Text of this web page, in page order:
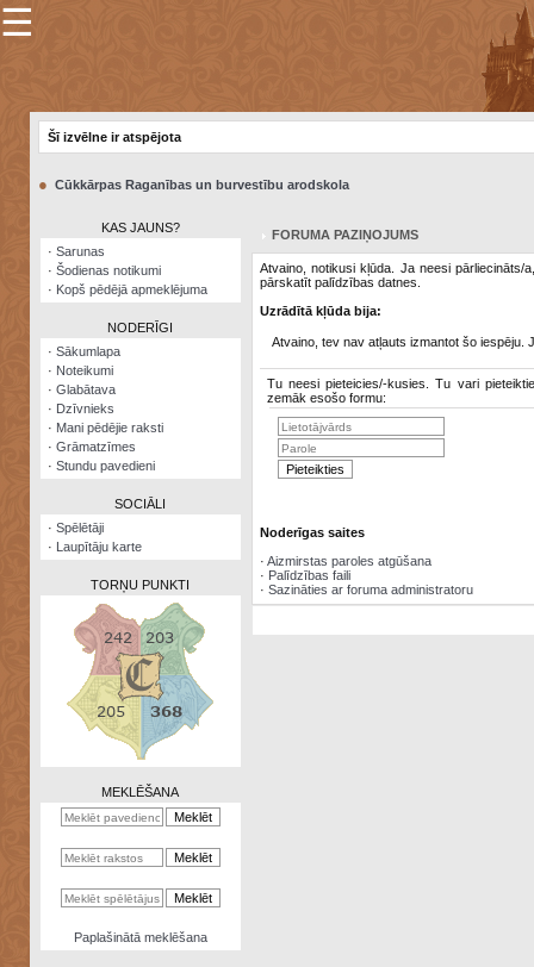
×
Šodienas
notikumi
Visatcera
almanahs
Arhīvs
Zināšanu
kalkulators
Nomētātās
☰
Šī izvēlne ir atspējota
● Cūkkārpas Raganības un burvestību arodskola
KAS JAUNS?
· Sarunas
· Šodienas notikumi
· Kopš pēdējā apmeklējuma
NODERĪGI
· Sākumlapa
· Noteikumi
· Glabātava
· Dzīvnieks
· Mani pēdējie raksti
· Grāmatzīmes
· Stundu pavedieni
SOCIĀLI
· Spēlētāji
· Laupītāju karte
TORŅU PUNKTI
MEKLĒŠANA
Paplašinātā meklēšana
FORUMA PAZIŅOJUMS
Atvaino, notikusi kļūda. Ja neesi pārliecināts/
pārskatīt palīdzības datnes.
Uzrādītā kļūda bija:
Atvaino, tev nav atļauts izmantot šo iespēju.
Tu neesi pieteicies/-kusies. Tu vari
zemāk esošo formu:
Noderīgas saites
· Aizmirstas paroles atgūšana
· Palīdzības faili
· Sazināties ar foruma administratoru